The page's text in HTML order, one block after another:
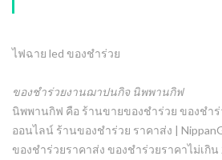
ไฟฉาย led ของชำร่วย
ของชำร่วยงานฌาปนกิจ นิพพานกิฟ
นิพพานกิฟ คือ ร้านขายของชำร่วย ของชำร่
ออนไลน์ ร้านของชำร่วย ราคาส่ง |
ของชำร่วยราคาส่ง ของชำร่วยราคาไม่เกิน